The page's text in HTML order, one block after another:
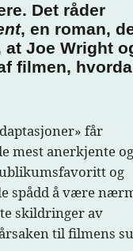
Det råder
, en roman,
Joe Wright
filmen,
får
mest anerkjente og
og
spådd å være
skildringer av
til filmens